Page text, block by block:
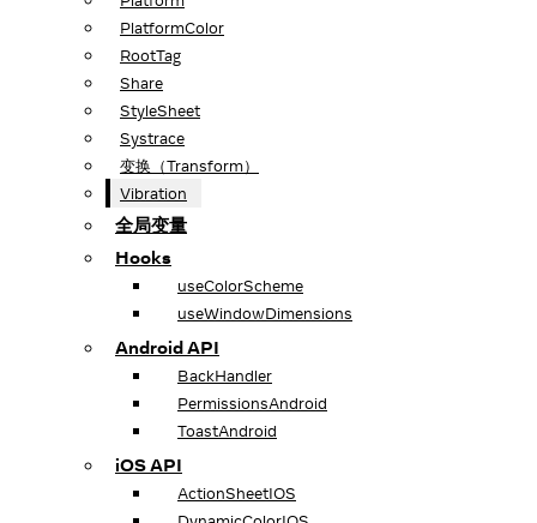
PlatformColor
RootTag
Share
StyleSheet
Systrace
变换（Transform）
Vibration
全局变量
Hooks
useColorScheme
useWindowDimensions
Android API
BackHandler
PermissionsAndroid
ToastAndroid
iOS API
ActionSheetIOS